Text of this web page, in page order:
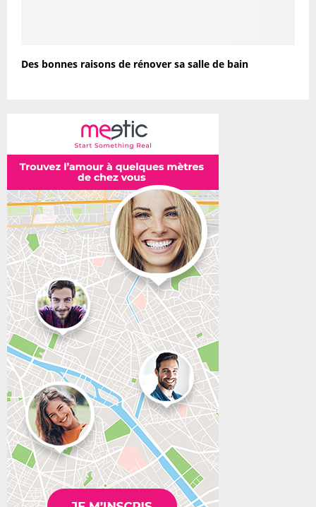
Des bonnes raisons de rénover sa salle de bain